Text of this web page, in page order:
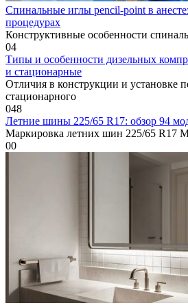
Спинальные иглы pencil-point в
процедурах
Конструктивные особенности
04
Типы и особенности дизельных
и стационарные
Отличия в конструкции и установке
стационарного
048
Летние шины 225/65 R17: обзор 94
Маркировка летних шин 225/65 R17
00